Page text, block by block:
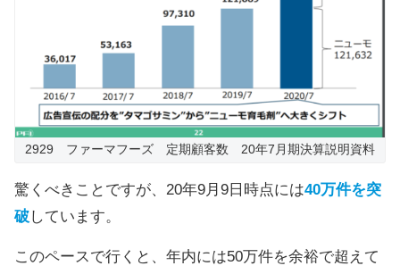
2929 ファーマフーズ 定期顧客数 20年7月期決算説明資料
驚くべきことですが、20年9月9日時点には40万件を突
破しています。
このペースで行くと、年内には50万件を余裕で超えて